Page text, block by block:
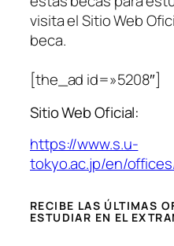
visita el Sitio Web
beca.
[the_ad id=»5208″]
Sitio Web Oficial:
https://www.s.u-
tokyo.ac.jp/en/
RECIBE LAS ÚLTIMAS
ESTUDIAR EN EL